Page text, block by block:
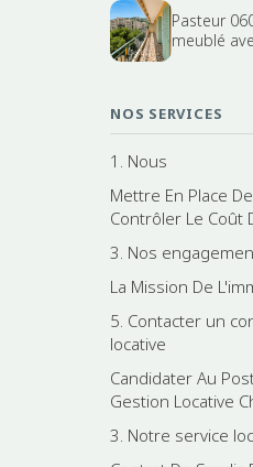
Pasteur
meublé
NOS SERVICES
1. Nous
Mettre En Place
Contrôler Le Coût
3. Nos
La Mission De
5. Contacter un
locative
Candidater Au
Gestion Locative
3. Notre service